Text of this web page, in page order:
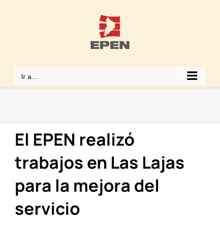
Ir a...
El EPEN realizó
trabajos en Las Lajas
para la mejora del
servicio